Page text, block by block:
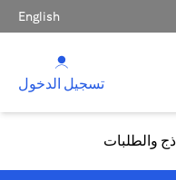
English
تسجيل الدخول
والطلبات